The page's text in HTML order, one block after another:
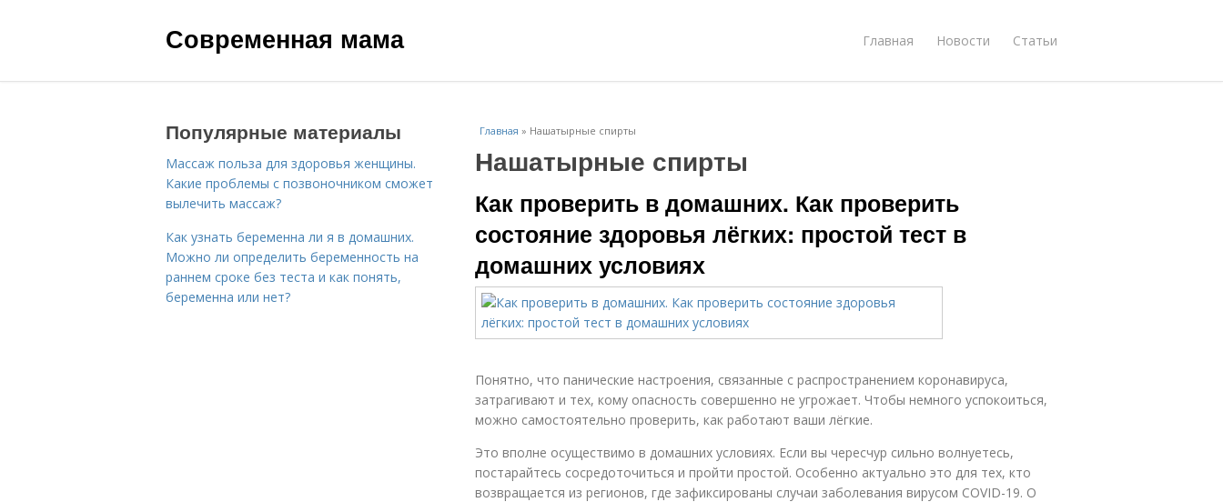
Современная мама Главная Новости Статьи
Главная » Нашатырные спирты
Нашатырные спирты
Как проверить в домашних. Как проверить
состояние здоровья лёгких: простой тест в
домашних условиях
Понятно, что панические настроения, связанные с распространением коронавируса,
затрагивают и тех, кому опасность совершенно не угрожает. Чтобы немного успокоиться,
можно самостоятельно проверить, как работают ваши лёгкие.
Это вполне осуществимо в домашних условиях. Если вы чересчур сильно волнуетесь,
постарайтесь сосредоточиться и пройти простой. Особенно актуально это для тех, кто
возвращается из регионов, где зафиксированы случаи заболевания вирусом COVID-19. О
Популярные материалы
Массаж польза для здоровья женщины.
Какие проблемы с позвоночником сможет
вылечить массаж?
Как узнать беременна ли я в домашних.
Можно ли определить беременность на
раннем сроке без теста и как понять,
беременна или нет?